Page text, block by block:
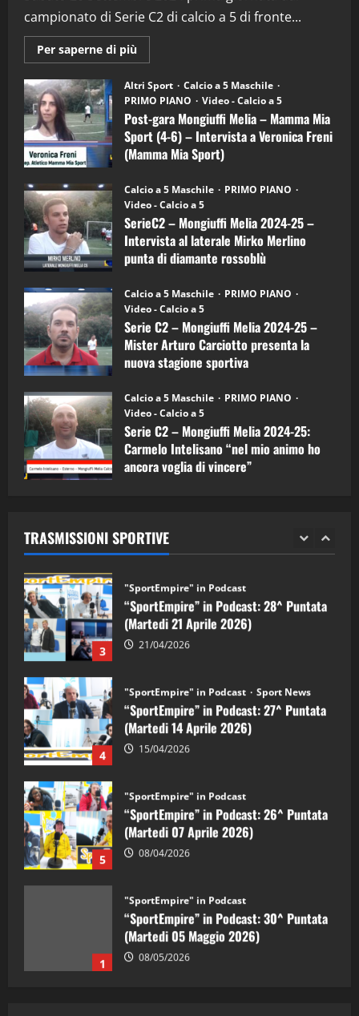
campionato di Serie C2 di calcio a 5 di fronte...
Per saperne di più
informazioni
Post-
gara
Mongiuffi
Melia
–
Mamma
Mia
Sport
6)
–
Intervista
a
mister
Arturo
Carciotto
(Mongiuffi
Altri Sport
Calcio a 5 Maschile
PRIMO PIANO
Video - Calcio a 5
Post-gara Mongiuffi Melia – Mamma Mia
Sport (4-6) – Intervista a Veronica Freni
(Mamma Mia Sport)
Calcio a 5 Maschile
PRIMO PIANO
Video - Calcio a 5
SerieC2 – Mongiuffi Melia 2024-25 –
Intervista al laterale Mirko Merlino
punta di diamante rossoblù
Calcio a 5 Maschile
PRIMO PIANO
Video - Calcio a 5
Serie C2 – Mongiuffi Melia 2024-25 –
Mister Arturo Carciotto presenta la
nuova stagione sportiva
Calcio a 5 Maschile
PRIMO PIANO
Video - Calcio a 5
Serie C2 – Mongiuffi Melia 2024-25:
Carmelo Intelisano “nel mio animo ho
ancora voglia di vincere”
TRASMISSIONI SPORTIVE
2 28/04/2026
3
"SportEmpire" in Podcast
“SportEmpire” in Podcast: 28^ Puntata
(Martedi 21 Aprile 2026)
21/04/2026
4
“SportEmpire” in Podcast: 27^ Puntata
(Martedi 14 Aprile 2026)
15/04/2026
5
“SportEmpire” in Podcast: 26^ Puntata
(Martedi 07 Aprile 2026)
08/04/2026
1
“SportEmpire” in Podcast: 30^ Puntata
(Martedi 05 Maggio 2026)
08/05/2026
2 28/04/2026
3
"SportEmpire" in Podcast
“SportEmpire” in Podcast: 28^ Puntata
(Martedi 21 Aprile 2026)
21/04/2026
4
"SportEmpire" in Podcast Sport News
“SportEmpire” in Podcast: 27^ Puntata
(Martedi 14 Aprile 2026)
15/04/2026
5
"SportEmpire" in Podcast
“SportEmpire” in Podcast: 26^ Puntata
(Martedi 07 Aprile 2026)
08/04/2026
1
"SportEmpire" in Podcast
“SportEmpire” in Podcast: 30^ Puntata
(Martedi 05 Maggio 2026)
08/05/2026